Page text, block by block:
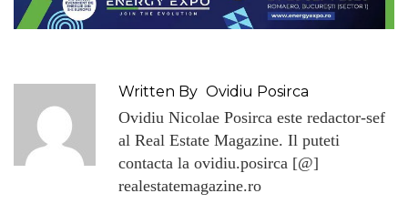
Written By Ovidiu Posirca
Ovidiu Nicolae Posirca este redactor-sef
al Real Estate Magazine. Il puteti
contacta la ovidiu.posirca [@]
realestatemagazine.ro